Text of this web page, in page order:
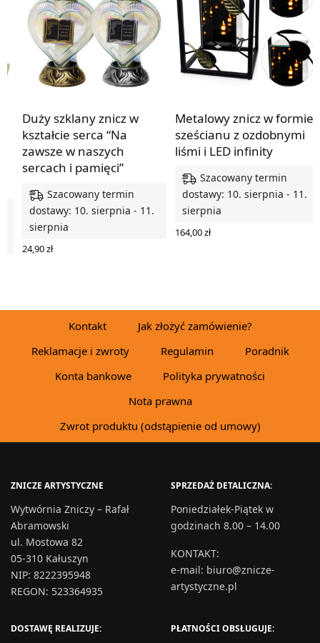
Duży szklany znicz w
kształcie serca “Na
zawsze w naszych
sercach i pamięci”
Szacowany termin
dostawy: 10. sierpnia - 11.
sierpnia
24,90zł
Metalowy znicz w formie
sześcianu z ozdobnymi
liśmi i LED infinity
Szacowany termin
dostawy: 10. sierpnia - 11.
sierpnia
164,00zł
Kontakt
Jak złożyć zamówienie?
Reklamacje i zwroty
Regulamin
Poradnik
Konta bankowe
Polityka prywatności
Nota prawna
Zwrot produktu (odstąpienie od umowy)
ZNICZE ARTYSTYCZNE
Wytwórnia Zniczy – Rafał
Abramowski
ul. Mostowa 82
05-310 Kałuszyn
NIP: 8222395948
REGON: 523364935
SPRZEDAŻ DETALICZNA:
Poniedziałek-Piątek w
godzinach 8.00 – 14.00
KONTAKT:
e-mail: biuro@znicze-
artystyczne.pl
DOSTAWĘ REALIZUJE: PŁATNOŚCI OBSŁUGUJE: